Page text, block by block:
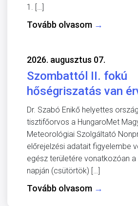
1. […]
Tovább olvasom →
2026. augusztus 07.
Szombattól II. fokú
hőségriszatás van
Dr. Szabó Enikő helyettes
tisztifőorvos a HungaroMet
Meteorológiai Szolgáltató
előrejelzési adatait figyelembe
egész területére vonatkozóan a
napján (csütörtök) […]
Tovább olvasom →